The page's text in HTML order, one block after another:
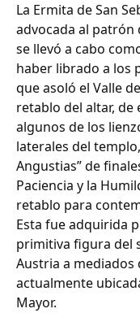
La Ermita de San
advocada al patrón
se llevó a cabo
haber librado a los
que asoló el Valle
retablo del altar,
algunos de los
laterales del
Angustias” de
Paciencia y la
retablo para
Esta fue adquirida
primitiva figura del
Austria a mediados
actualmente
Mayor.